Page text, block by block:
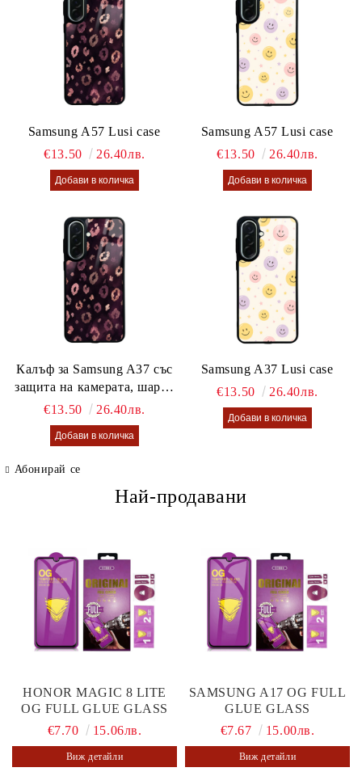
Samsung A57 Lusi case
€13.50
26.40лв.
Samsung A57 Lusi case
€13.50
26.40лв.
Калъф за Samsung A37 със
защита на камерата, шарен
калъф Lusi case
€13.50 26.40лв.
Samsung A37 Lusi case
€13.50
26.40лв.
Абонирай се
Най-продавани
HONOR MAGIC 8 LITE
OG FULL GLUE GLASS
€7.70
15.06лв.
Виж детайли
SAMSUNG A17 OG FULL
GLUE GLASS
€7.67
15.00лв.
Виж детайли